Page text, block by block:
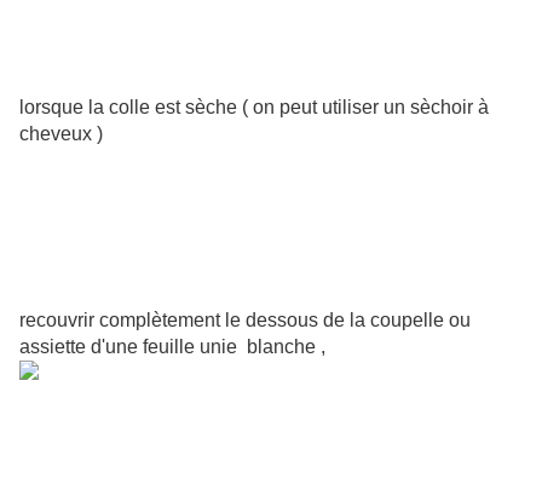
lorsque la colle est sèche ( on peut utiliser un sèchoir à
cheveux )
recouvrir complètement le dessous de la coupelle ou
assiette d'une feuille unie blanche ,